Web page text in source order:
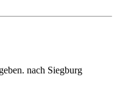
nach Siegburg